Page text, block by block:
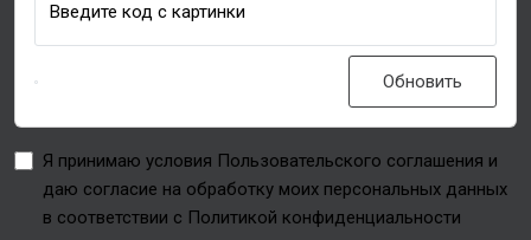
Введите код с картинки
Обновить
Я принимаю условия Пользовательского соглашения и
даю согласие на обработку моих персональных данных
в соответствии с Политикой конфиденциальности